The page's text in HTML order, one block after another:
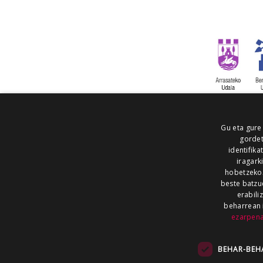
ALEA
NOAUA
Gu eta
hobetzeko.
beste
beharrean
BEHAR-